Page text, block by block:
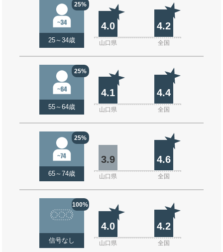
25%
25～34歳
4.0 4.2
山口県 全国
25%
55～64歳
4.1 4.4
山口県 全国
25%
65～74歳
3.9 4.6
山口県 全国
100%
信号なし
4.0 4.2
山口県 全国